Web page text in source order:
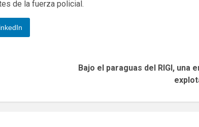
de la fuerza policial.
Bajo el paraguas del RIGI, una